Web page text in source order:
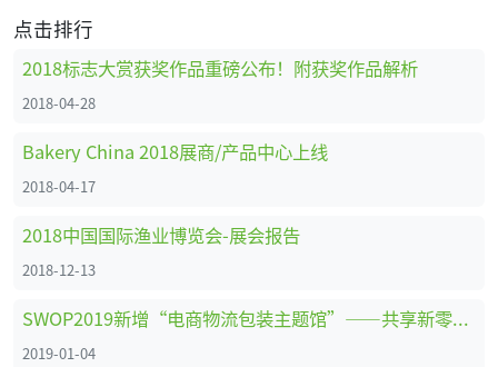
点击排行
2018标志大赏获奖作品重磅公布！附获奖作品解析
2018-04-28
Bakery China 2018展商/产品中心上线
2018-04-17
2018中国国际渔业博览会-展会报告
2018-12-13
SWOP2019新增“电商物流包装主题馆”——共享新零售时代商机
2019-01-04